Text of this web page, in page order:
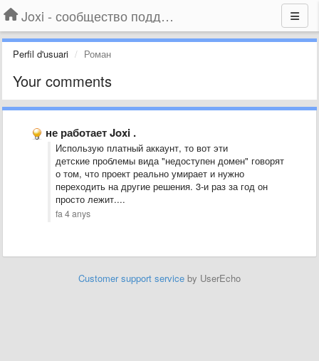
Joxi - сообщество поддержки
Perfil d'usuari Роман
Your comments
не работает Joxi .
Использую платный аккаунт, то вот эти
детские проблемы вида "недоступен домен" говорят
о том, что проект реально умирает и нужно
переходить на другие решения. 3-и раз за год он
просто лежит....
fa 4 anys
Customer support service by UserEcho